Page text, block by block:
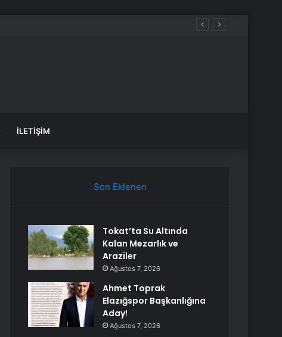
İLETIŞIM
Son Eklenen
Tokat’ta Su Altında
Kalan Mezarlık ve
Araziler
Ağustos 7, 2026
Ahmet Toprak
Elazığspor Başkanlığına
Aday!
Ağustos 7, 2026